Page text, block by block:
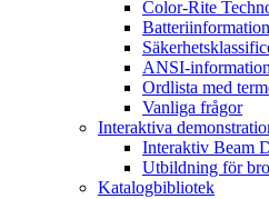
Color-Rite
Batteriinformation
ANSI-information
Ordlista med
Vanliga frågor
Interaktiva
Interaktiv Beam
Utbildning för
Katalogbibliotek